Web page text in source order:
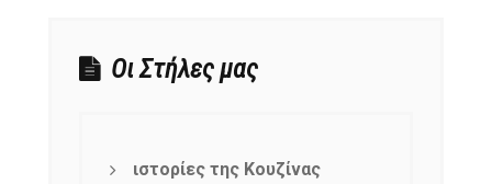
Οι Στήλες μας
ιστορίες της Κουζίνας